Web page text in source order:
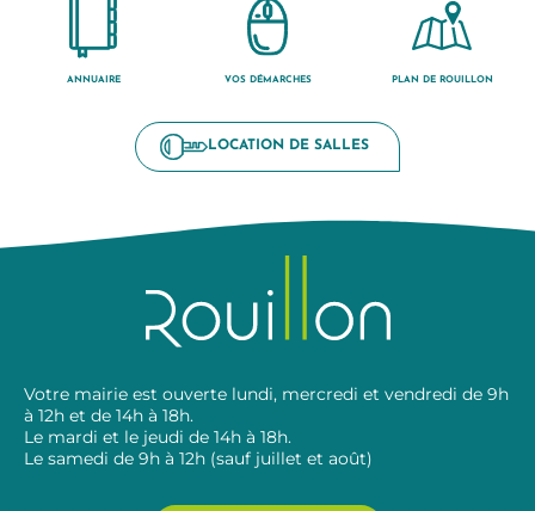
ANNUAIRE VOS DÉMARCHES PLAN DE ROUILLON
LOCATION DE SALLES
Votre mairie est ouverte lundi, mercredi et vendredi de 9h
à 12h et de 14h à 18h.
Le mardi et le jeudi de 14h à 18h.
Le samedi de 9h à 12h (sauf juillet et août)